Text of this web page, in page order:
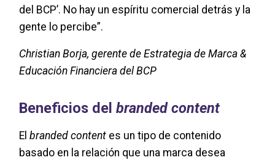
del BCP’. No hay un espíritu comercial detrás y la
gente lo percibe”.
Christian Borja, gerente de Estrategia de Marca &
Educación Financiera del BCP
Beneficios del branded content
El branded contentes un tipo de contenido
basado en la relación que una marca desea